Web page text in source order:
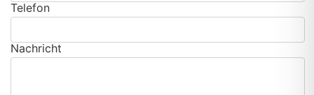
Telefon
Nachricht